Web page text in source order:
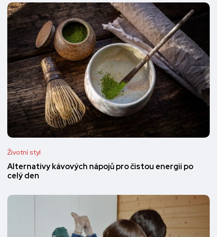
Životní styl
Alternativy kávových nápojů pro čistou energii po
celý den